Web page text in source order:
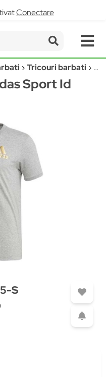
Conectare
Tricouri barbati
Sport Id
S